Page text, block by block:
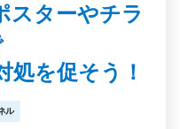
スターやチラ
処を促そう！
ル